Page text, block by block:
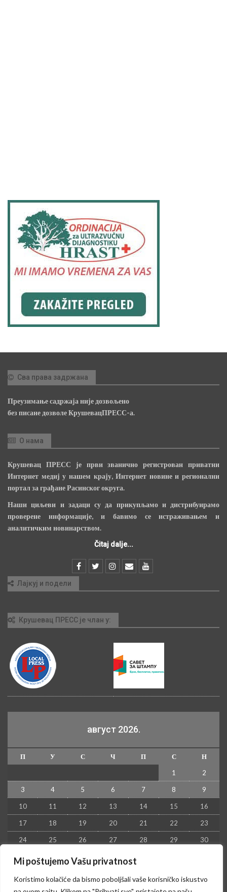
Mi poštujemo Vašu privatnost
Koristimo kolačiće da bismo poboljšali vaše korisničko iskustvo
Сва права задржана
Преузимање садржаја није дозвољено
без писане дозволе КрушевацПРЕСС-а.
О нама
Крушевац ПРЕСС је први званично регистрован приватни
Интернет медиј у нашем крају, Интернет новине и регионални
портал за грађане Расинског округа.
Наши циљеви и задаци су да прикупљамо и дистрибуирамо
проверене информације, и бавимо се истраживањем и
аналитичким новинарством.
Čitaj dalje...
Лајкуј и подели
Крушевац ПРЕСС је члан у:
август 2026.
П У С Ч П С
Н
1
2
3 4 5 6 7 8 9
10 11 12 13 14 15 16
17 18 19 20 21 22 23
24 25 26 27 28 29 30
31